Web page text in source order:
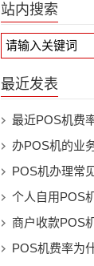
站内搜索
最近发表
最近POS机费
看机器还能不
办POS机的业
别慌，按这几
POS机办理常
和押金套路别
个人自用POS
费率看
商户收款POS
该注意这些细
POS机费率为